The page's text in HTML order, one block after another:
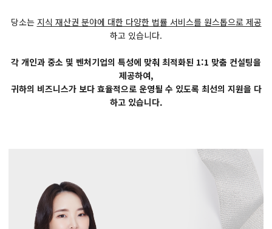
당소는 지식 재산권 분야에 대한 다양한 법률 서비스를 원스톱으로 제공
하고 있습니다.
각 개인과 중소 및 벤처기업의 특성에 맞춰 최적화된 1:1 맞춤 컨설팅을
제공하여,
귀하의 비즈니스가 보다 효율적으로 운영될 수 있도록 최선의 지원을 다
하고 있습니다.